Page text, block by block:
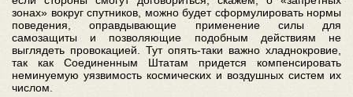
зонах» вокруг спутников, можно будет сформулировать нормы
поведения, оправдывающие применение силы для
самозащиты и позволяющие подобным действиям не
выглядеть провокацией. Тут опять-таки важно хладнокровие,
так как Соединенным Штатам придется компенсировать
неминуемую уязвимость космических и воздушных систем их
числом.